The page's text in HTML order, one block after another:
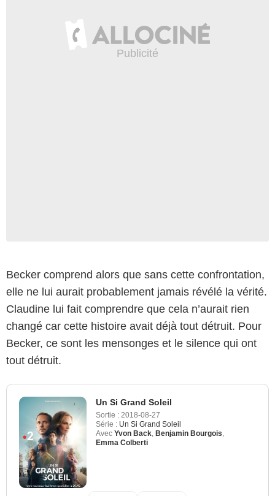
Becker comprend alors que sans cette confrontation,
elle ne lui aurait probablement jamais révélé la vérité.
Claudine lui fait comprendre que cela n’aurait rien
changé car cette histoire avait déjà tout détruit. Pour
Becker, ce sont les mensonges et le silence qui ont
tout détruit.
Un Si Grand Soleil
Sortie : 2018-08-27
Série : Un Si Grand Soleil
Avec Yvon Back Benjamin Bourgois
Emma Colberti